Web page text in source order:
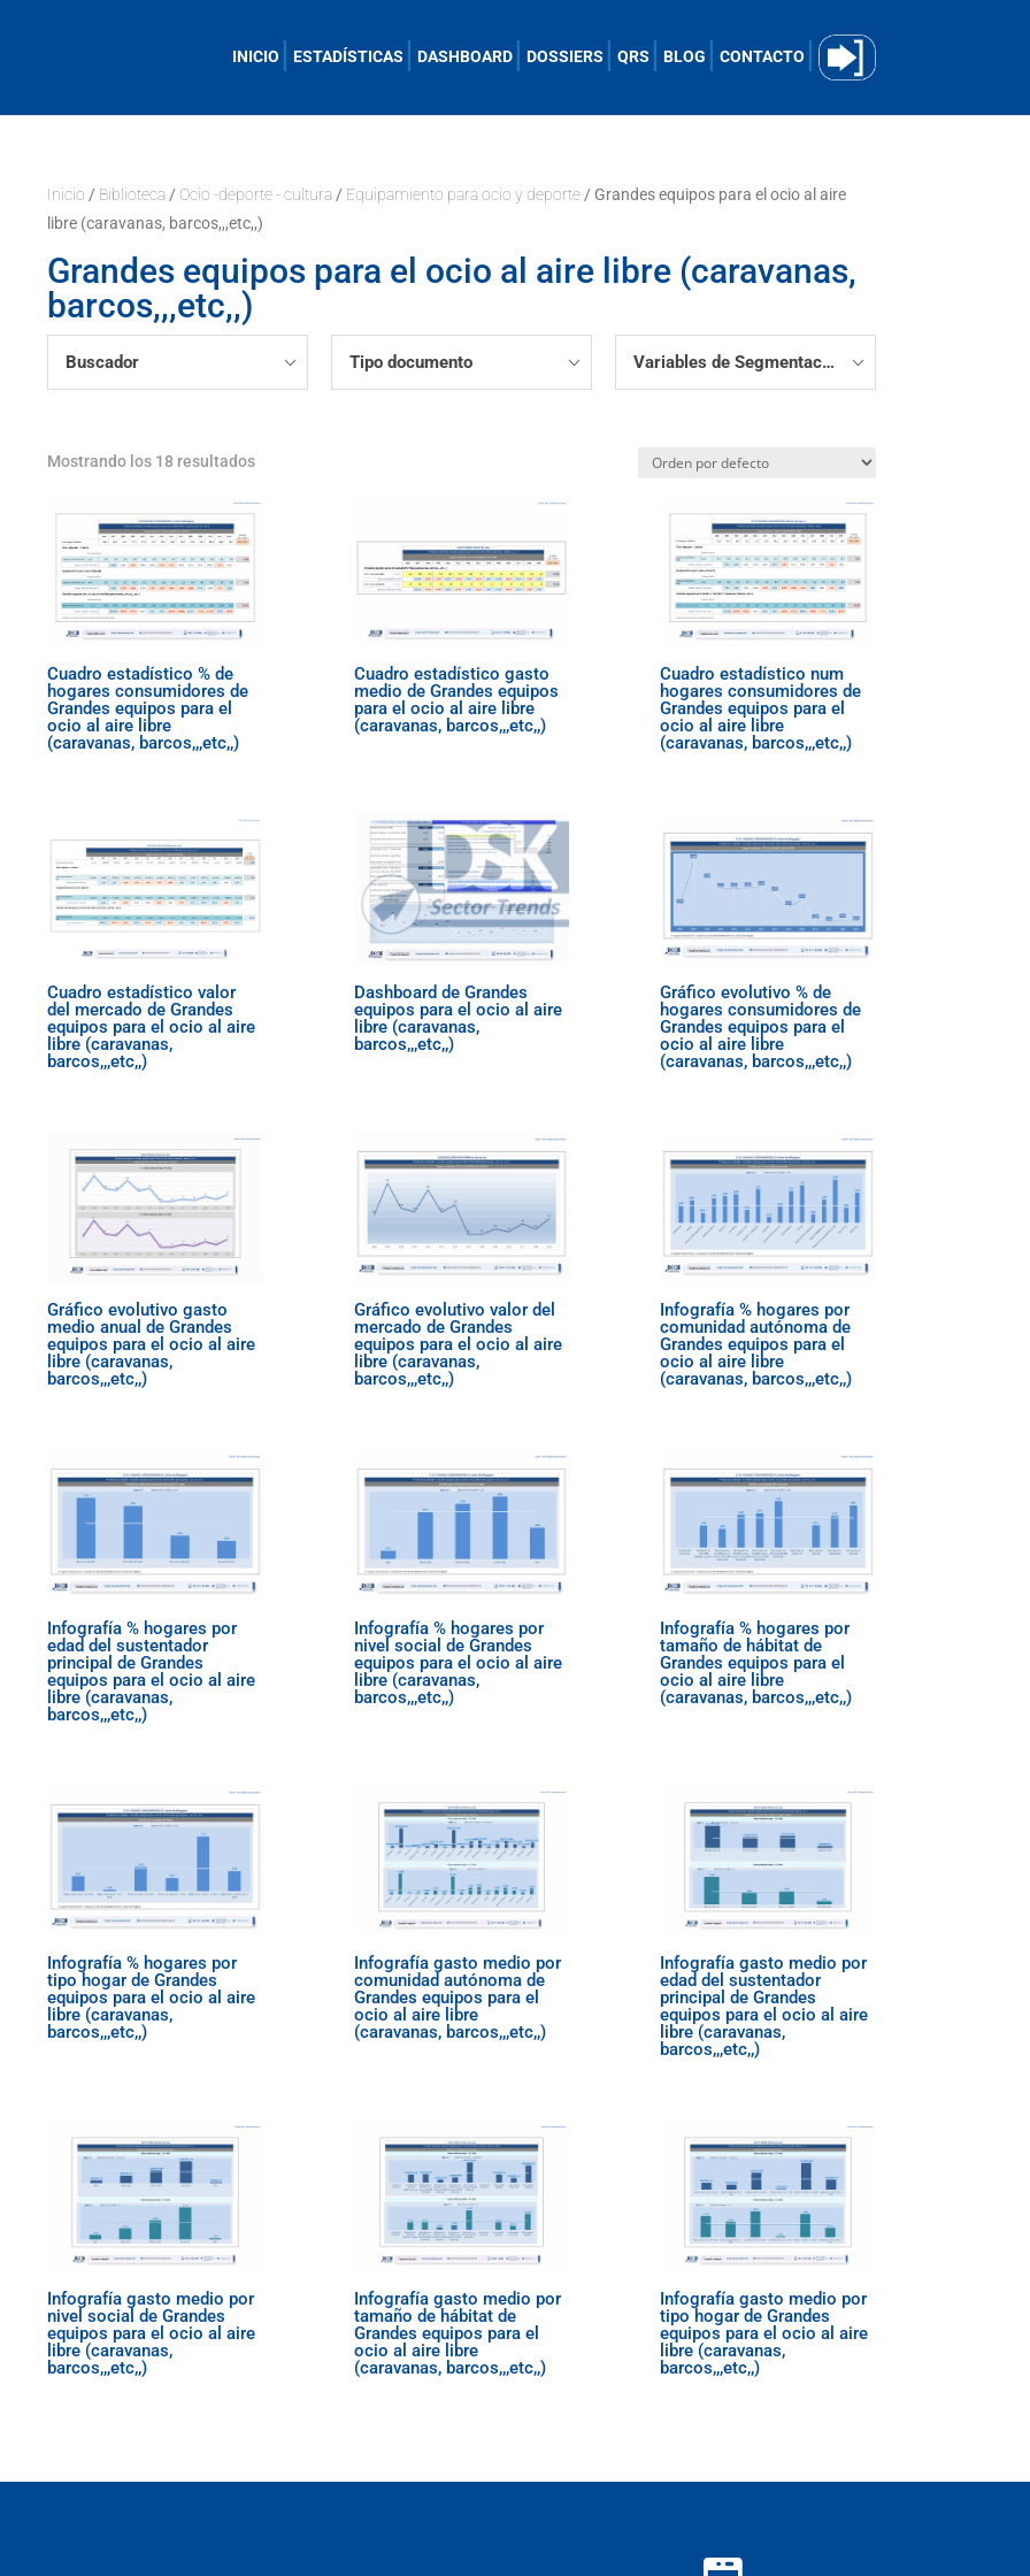
INICIO ESTADÍSTICAS DASHBOARD DOSSIERS QRS BLOG CONTACTO
Inicio / Biblioteca / Ocio -deporte - cultura / Equipamiento para ocio y deporte / Grandes equipos para el ocio al aire
libre (caravanas, barcos,,,etc,,)
Grandes equipos para el ocio al aire libre (caravanas,
barcos,,,etc,,)
Buscador Tipo documento Variables de Segmentación
Mostrando los 18 resultados
Cuadro estadístico % de
hogares consumidores de
Grandes equipos para el
ocio al aire libre
(caravanas, barcos,,,etc,,)
Cuadro estadístico gasto
medio de Grandes equipos
para el ocio al aire libre
(caravanas, barcos,,,etc,,)
Cuadro estadístico num
hogares consumidores de
Grandes equipos para el
ocio al aire libre
(caravanas, barcos,,,etc,,)
Cuadro estadístico valor
del mercado de Grandes
equipos para el ocio al aire
libre (caravanas,
barcos,,,etc,,)
Dashboard de Grandes
equipos para el ocio al aire
libre (caravanas,
barcos,,,etc,,)
Gráfico evolutivo % de
hogares consumidores de
Grandes equipos para el
ocio al aire libre
(caravanas, barcos,,,etc,,)
Gráfico evolutivo gasto
medio anual de Grandes
equipos para el ocio al aire
libre (caravanas,
barcos,,,etc,,)
Gráfico evolutivo valor del
mercado de Grandes
equipos para el ocio al aire
libre (caravanas,
barcos,,,etc,,)
Infografía % hogares por
comunidad autónoma de
Grandes equipos para el
ocio al aire libre
(caravanas, barcos,,,etc,,)
Infografía % hogares por
edad del sustentador
principal de Grandes
equipos para el ocio al aire
libre (caravanas,
barcos,,,etc,,)
Infografía % hogares por
nivel social de Grandes
equipos para el ocio al aire
libre (caravanas,
barcos,,,etc,,)
Infografía % hogares por
tamaño de hábitat de
Grandes equipos para el
ocio al aire libre
(caravanas, barcos,,,etc,,)
Infografía % hogares por
tipo hogar de Grandes
equipos para el ocio al aire
libre (caravanas,
barcos,,,etc,,)
Infografía gasto medio por
comunidad autónoma de
Grandes equipos para el
ocio al aire libre
(caravanas, barcos,,,etc,,)
Infografía gasto medio por
edad del sustentador
principal de Grandes
equipos para el ocio al aire
libre (caravanas,
barcos,,,etc,,)
Infografía gasto medio por
nivel social de Grandes
equipos para el ocio al aire
libre (caravanas,
barcos,,,etc,,)
Infografía gasto medio por
tamaño de hábitat de
Grandes equipos para el
ocio al aire libre
(caravanas, barcos,,,etc,,)
Infografía gasto medio por
tipo hogar de Grandes
equipos para el ocio al aire
libre (caravanas,
barcos,,,etc,,)